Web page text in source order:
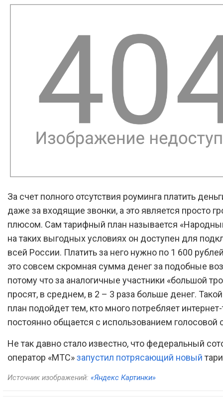
За счет полного отсутствия роуминга платить
даже за входящие звонки, а это является просто
плюсом. Сам тарифный план называется
на таких выгодных условиях он доступен для
всей России. Платить за него нужно по 1 600
это совсем скромная сумма денег за подобные
потому что за аналогичные участники «большой
просят, в среднем, в 2 – 3 раза больше денег.
план подойдет тем, кто много потребляет
постоянно общается с использованием голосовой
Не так давно стало известно, что федеральный
оператор «МТС»запустил потрясающий новый
Источник изображений: «Яндекс Картинки»